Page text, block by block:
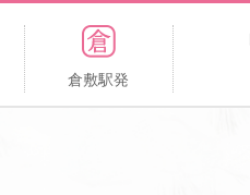
倉敷駅発